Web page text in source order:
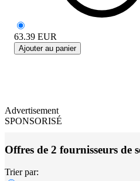
63.39 EUR
Ajouter au panier
Advertisement
SPONSORISÉ
Offres de 2 fournisseurs de
Trier par: